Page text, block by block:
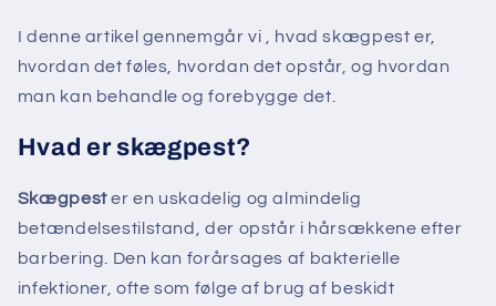
I denne artikel gennemgår vi , hvad skægpest er,
hvordan det føles, hvordan det opstår, og hvordan
man kan behandle og forebygge det.
Hvad er skægpest?
Skægpester en uskadelig og almindelig
betændelsestilstand, der opstår i hårsækkene efter
barbering. Den kan forårsages af bakterielle
infektioner, ofte som følge af brug af beskidt